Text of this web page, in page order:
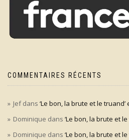
COMMENTAIRES RÉCENTS
Jefdans ‘Le bon, la brute et le
Dominique dans ‘Le bon, la brute et
Dominique dans ‘Le bon, la brute et